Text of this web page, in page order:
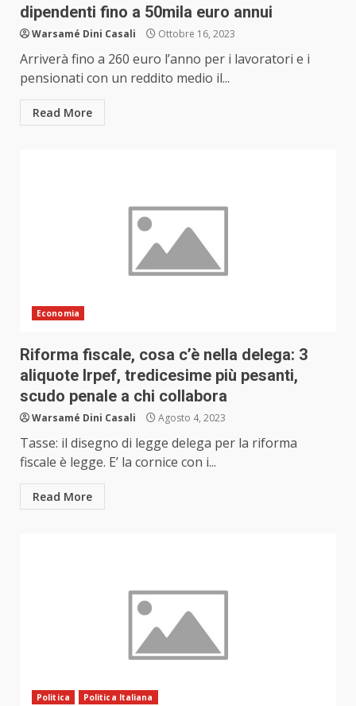
dipendenti fino a 50mila euro annui
Warsamé Dini Casali Ottobre 16, 2023
Arriverà fino a 260 euro l’anno per i lavoratori e i
pensionati con un reddito medio il...
Read More
Economia
Riforma fiscale, cosa c’è nella delega: 3
aliquote Irpef, tredicesime più pesanti,
scudo penale a chi collabora
Warsamé Dini Casali Agosto 4, 2023
Tasse: il disegno di legge delega per la riforma
fiscale è legge. E’ la cornice con i...
Read More
Politica Politica Italiana